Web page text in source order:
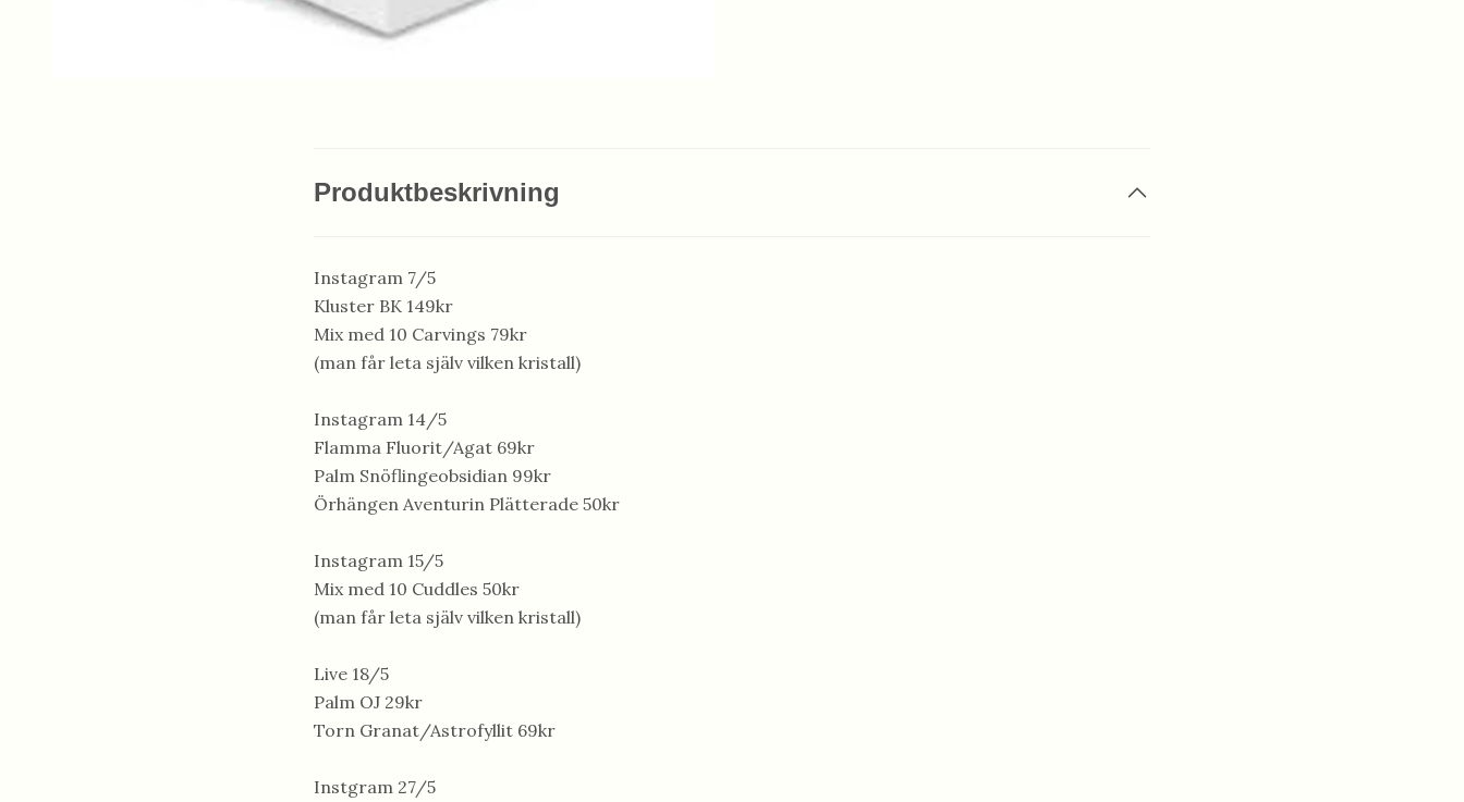
Produktbeskrivning
Instagram 7/5
Kluster BK 149kr
Mix med 10 Carvings 79kr
(man får leta själv vilken kristall)
Instagram 14/5
Flamma Fluorit/Agat 69kr
Palm Snöflingeobsidian 99kr
Örhängen Aventurin Plätterade 50kr
Instagram 15/5
Mix med 10 Cuddles 50kr
(man får leta själv vilken kristall)
Live 18/5
Palm OJ 29kr
Torn Granat/Astrofyllit 69kr
Instgram 27/5